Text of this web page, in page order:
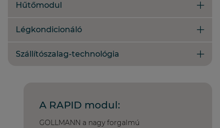
Hűtőmodul
Légkondicionáló
Szállítószalag-technológia
A RAPID modul:
GOLLMANN a nagy forgalmú